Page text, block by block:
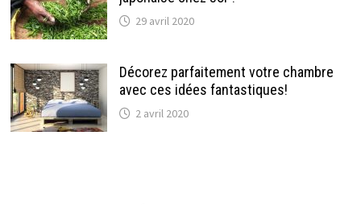
29 avril 2020
Décorez parfaitement votre chambre
avec ces idées fantastiques!
2 avril 2020